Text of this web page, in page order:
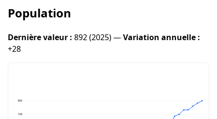
Population
Dernière valeur : 892 (2025) —Variation annuelle :
+28
892
739